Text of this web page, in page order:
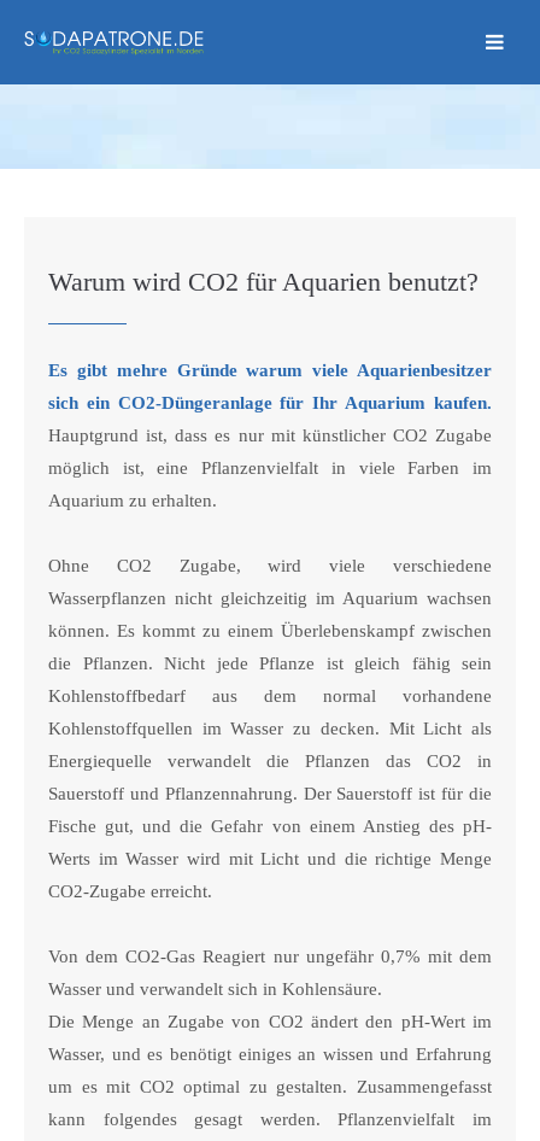
Warum wird CO2 für Aquarien benutzt?
Es gibt mehre Gründe warum viele Aquarienbesitzer
sich ein CO2-Düngeranlage für Ihr Aquarium kaufen.
Hauptgrund ist, dass es nur mit künstlicher CO2 Zugabe
möglich ist, eine Pflanzenvielfalt in viele Farben im
Aquarium zu erhalten.
Ohne CO2 Zugabe, wird viele verschiedene
Wasserpflanzen nicht gleichzeitig im Aquarium wachsen
können. Es kommt zu einem Überlebenskampf zwischen
die Pflanzen. Nicht jede Pflanze ist gleich fähig sein
Kohlenstoffbedarf aus dem normal vorhandene
Kohlenstoffquellen im Wasser zu decken. Mit Licht als
Energiequelle verwandelt die Pflanzen das CO2 in
Sauerstoff und Pflanzennahrung. Der Sauerstoff ist für die
Fische gut, und die Gefahr von einem Anstieg des pH-
Werts im Wasser wird mit Licht und die richtige Menge
CO2-Zugabe erreicht.
Von dem CO2-Gas Reagiert nur ungefähr 0,7% mit dem
Wasser und verwandelt sich in Kohlensäure.
Die Menge an Zugabe von CO2 ändert den pH-Wert im
Wasser, und es benötigt einiges an wissen und Erfahrung
um es mit CO2 optimal zu gestalten. Zusammengefasst
kann folgendes gesagt werden. Pflanzenvielfalt im